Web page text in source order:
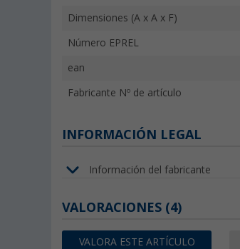
Dimensiones (A x A x F)
Número EPREL
ean
Fabricante Nº de artículo
INFORMACIÓN LEGAL
Información del fabricante
VALORACIONES (4)
VALORA ESTE ARTÍCULO